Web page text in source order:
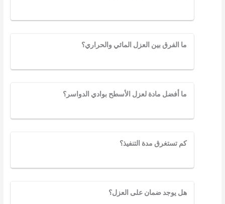
ما الفرق بين العزل المائي والحراري؟
ما أفضل مادة لعزل الأسطح بوادي الدواسر؟
كم تستغرق مدة التنفيذ؟
هل يوجد ضمان على العزل؟